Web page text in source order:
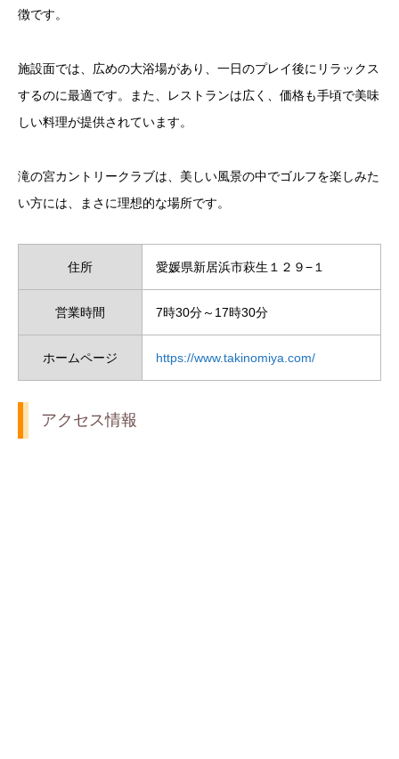
徴です。
施設面では、広めの大浴場があり、一日のプレイ後にリラックス
するのに最適です。また、レストランは広く、価格も手頃で美味
しい料理が提供されています。
滝の宮カントリークラブは、美しい風景の中でゴルフを楽しみた
い方には、まさに理想的な場所です。
住所 愛媛県新居浜市萩生１２９−１
営業時間 7時30分～17時30分
ホームページ https://www.takinomiya.com/
アクセス情報